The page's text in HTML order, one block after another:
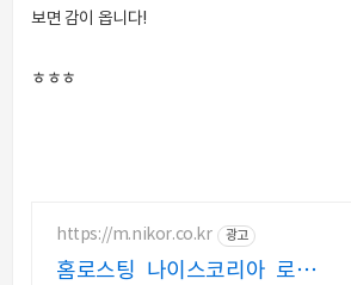
보면 감이 옵니다!
ㅎㅎㅎ
https://m.nikor.co.kr 광고
홈로스팅 나이스코리아 로스팅